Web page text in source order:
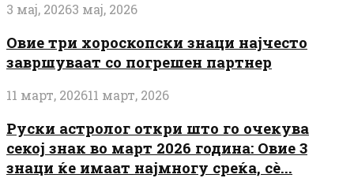
3 мај, 20263 мај, 2026
Овие три хороскопски знаци најчесто
завршуваат со погрешен партнер
11 март, 202611 март, 2026
Руски астролог откри што го очекува
секој знак во март 2026 година: Овие 3
знаци ќе имаат најмногу среќа, сè...